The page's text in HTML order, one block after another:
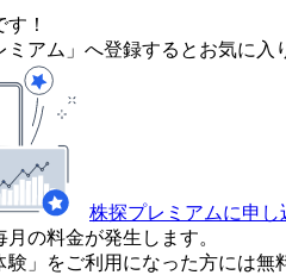
！
アム」へ登録するとお気に入
株探プレミアムに申し
の料金が発生します。
」をご利用になった方には無